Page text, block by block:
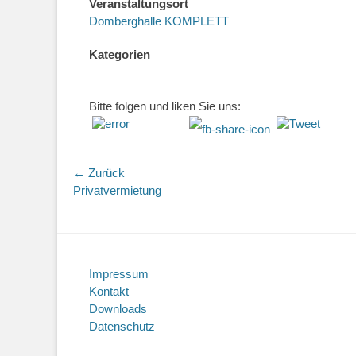
Veranstaltungsort
Domberghalle KOMPLETT
Kategorien
Bitte folgen und liken Sie uns:
Beitragsnavigation
← Zurück
Vorhergehender
Privatvermietung
Impressum
Kontakt
Downloads
Datenschutz